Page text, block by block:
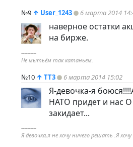
№9 ↑ User_1243 6 марта 2014
наверное остатки
на бирже.
----------
Не мытьём так катаньем.
№10 ↑ TT3 6 марта 2014 15:02
Я-девочка-я
НАТО придет и нас
закидает...
----------
Я девочка,я не хочу ничего решать .Я хочу